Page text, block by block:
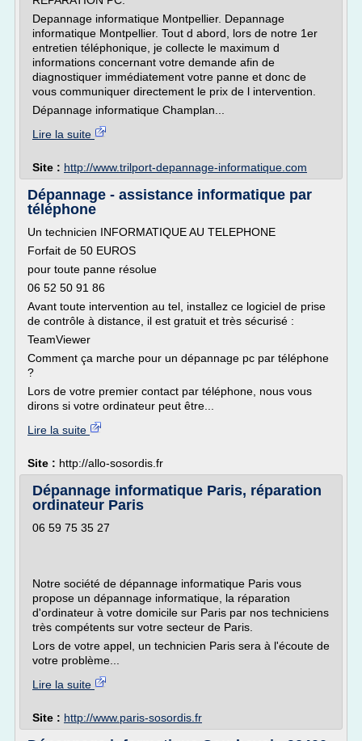
Depannage informatique Montpellier. Depannage
informatique Montpellier. Tout d abord, lors de notre 1er
entretien téléphonique, je collecte le maximum d
informations concernant votre demande afin de
diagnostiquer immédiatement votre panne et donc de
vous communiquer directement le prix de l intervention.
Dépannage informatique Champlan...
Lire la suite
Site : http://www.trilport-depannage-informatique.com
Dépannage - assistance informatique par
téléphone
Un technicien INFORMATIQUE AU TELEPHONE
Forfait de 50 EUROS
pour toute panne résolue
06 52 50 91 86
Avant toute intervention au tel, installez ce logiciel de prise
de contrôle à distance, il est gratuit et très sécurisé :
TeamViewer
Comment ça marche pour un dépannage pc par téléphone
?
Lors de votre premier contact par téléphone, nous vous
dirons si votre ordinateur peut être...
Lire la suite
Site : http://allo-sosordis.fr
Dépannage informatique Paris, réparation
ordinateur Paris
06 59 75 35 27
Notre société de dépannage informatique Paris vous
propose un dépannage informatique, la réparation
d'ordinateur à votre domicile sur Paris par nos techniciens
très compétents sur votre secteur de Paris.
Lors de votre appel, un technicien Paris sera à l'écoute de
votre problème...
Lire la suite
Site : http://www.paris-sosordis.fr